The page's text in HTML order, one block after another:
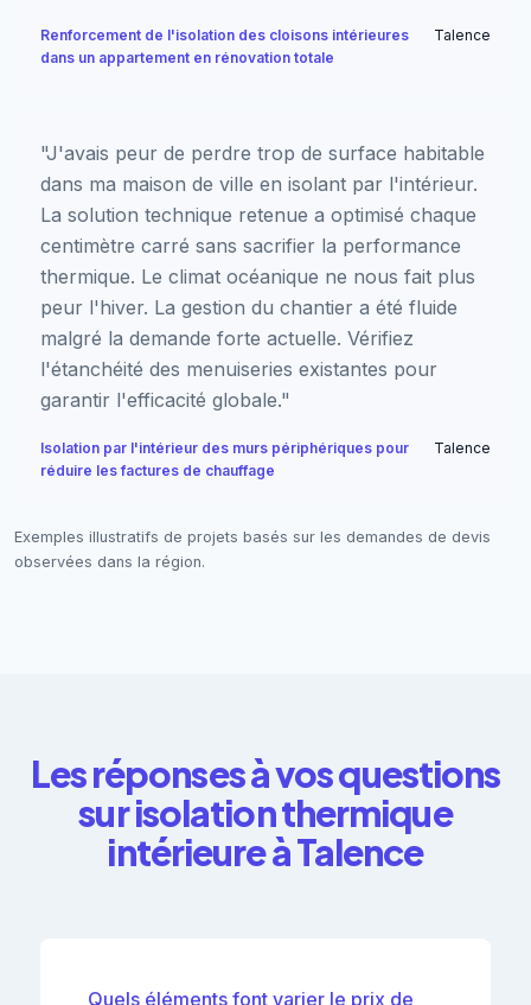
Renforcement de l'isolation des cloisons intérieures
dans un appartement en rénovation totale
Talence
"J'avais peur de perdre trop de surface habitable
dans ma maison de ville en isolant par l'intérieur.
La solution technique retenue a optimisé chaque
centimètre carré sans sacrifier la performance
thermique. Le climat océanique ne nous fait plus
peur l'hiver. La gestion du chantier a été fluide
malgré la demande forte actuelle. Vérifiez
l'étanchéité des menuiseries existantes pour
garantir l'efficacité globale."
Isolation par l'intérieur des murs périphériques pour
réduire les factures de chauffage
Talence
Exemples illustratifs de projets basés sur les demandes de devis
observées dans la région.
Les réponses à vos questions
sur isolation thermique
intérieure à Talence
Quels éléments font varier le prix de